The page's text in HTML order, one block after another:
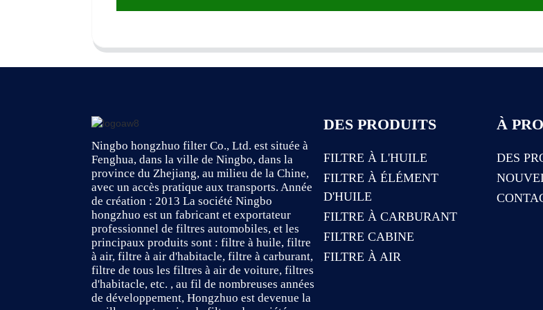
Ningbo hongzhuo filter Co., Ltd. est située à
Fenghua, dans la ville de Ningbo, dans la
province du Zhejiang, au milieu de la Chine,
avec un accès pratique aux transports. Année
de création : 2013 La société Ningbo
hongzhuo est un fabricant et exportateur
professionnel de filtres automobiles, et les
principaux produits sont : filtre à huile, filtre
à air, filtre à air d'habitacle, filtre à carburant,
filtre de tous les filtres à air de voiture, filtres
d'habitacle, etc. , au fil de nombreuses années
de développement, Hongzhuo est devenue la
DES PRODUITS
FILTRE À L'HUILE
FILTRE À ÉLÉMENT
D'HUILE
FILTRE À CARBURANT
FILTRE CABINE
FILTRE À AIR
À
DES